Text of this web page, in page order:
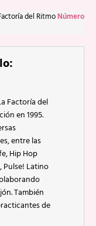
del Ritmo Número
Factoría del
en 1995.
entre las
Hip Hop
Pulse! Latino
También
de